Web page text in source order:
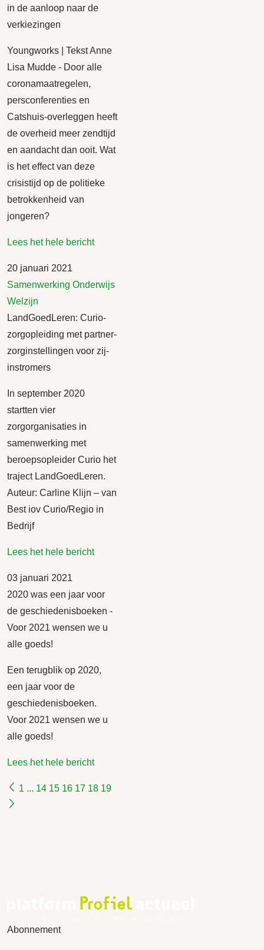
in de aanloop naar de
verkiezingen
Youngworks | Tekst Anne
Lisa Mudde - Door alle
coronamaatregelen,
persconferenties en
Catshuis-overleggen heeft
de overheid meer zendtijd
en aandacht dan ooit. Wat
is het effect van deze
crisistijd op de politieke
betrokkenheid van
jongeren?
Lees het hele bericht
20 januari 2021
Samenwerking Onderwijs
Welzijn
LandGoedLeren: Curio-
zorgopleiding met partner-
zorginstellingen voor zij-
instromers
In september 2020
startten vier
zorgorganisaties in
samenwerking met
beroepsopleider Curio het
traject LandGoedLeren.
Auteur: Carline Klijn – van
Best iov Curio/Regio in
Bedrijf
Lees het hele bericht
03 januari 2021
2020 was een jaar voor
de geschiedenisboeken -
Voor 2021 wensen we u
alle goeds!
Een terugblik op 2020,
een jaar voor de
geschiedenisboeken.
Voor 2021 wensen we u
alle goeds!
Lees het hele bericht
1 ... 14 15 16 17 18 19
Abonnement